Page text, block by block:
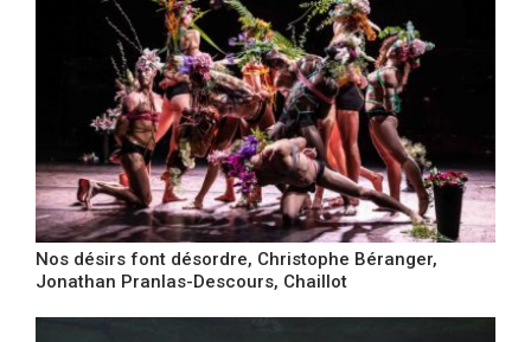
Nos désirs font désordre, Christophe Béranger,
Jonathan Pranlas-Descours, Chaillot